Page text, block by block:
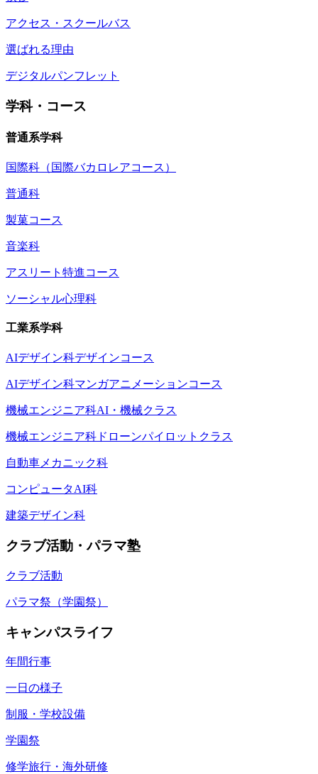
アクセス・スクールバス
選ばれる理由
デジタルパンフレット
学科・コース
普通系学科
国際科（国際バカロレアコース）
普通科
製菓コース
音楽科
アスリート特進コース
ソーシャル心理科
工業系学科
AIデザイン科デザインコース
AIデザイン科マンガアニメーションコース
機械エンジニア科AI・機械クラス
機械エンジニア科ドローンパイロットクラス
自動車メカニック科
コンピュータAI科
建築デザイン科
クラブ活動・パラマ塾
クラブ活動
パラマ祭（学園祭）
キャンパスライフ
年間行事
一日の様子
制服・学校設備
学園祭
修学旅行・海外研修